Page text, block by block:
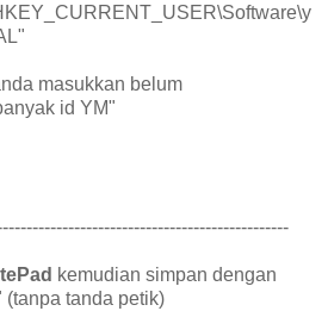
masukkan belum
id YM"
kemudian simpan dengan
(tanpa tanda petik)